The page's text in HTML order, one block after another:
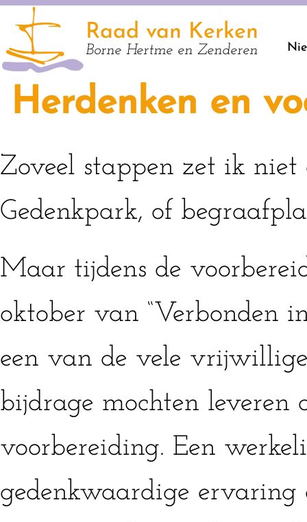
Raad van Kerken
Borne Hertme en Zenderen
Herdenken en
Zoveel stappen zet ik niet
Gedenkpark, of
Maar tijdens de
oktober van “Verbonden
een van de vele
bijdrage mochten leveren
voorbereiding. Een
gedenkwaardige ervaring